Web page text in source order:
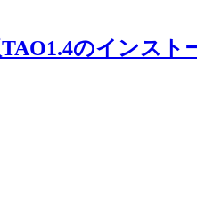
のインスト